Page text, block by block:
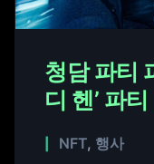
청담 파티
디 헨’ 파티
NFT, 행사